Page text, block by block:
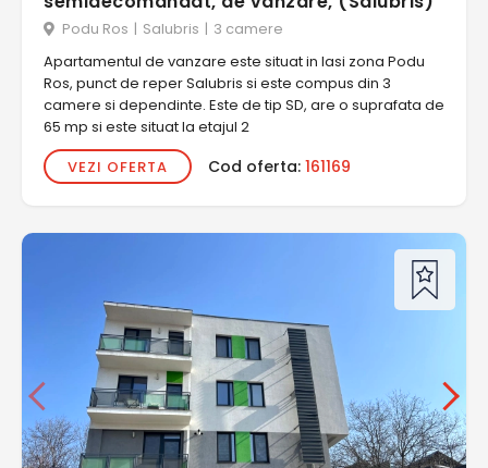
Podu Ros | Salubris | 3 camere
Apartamentul de vanzare este situat in Iasi zona Podu
Ros, punct de reper Salubris si este compus din 3
camere si dependinte. Este de tip SD, are o suprafata de
65 mp si este situat la etajul 2
VEZI OFERTA
Cod oferta: 161169